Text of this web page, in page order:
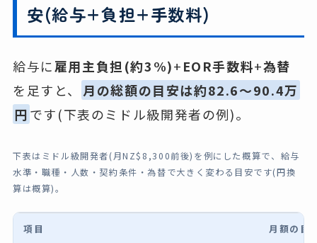
安(給与+負担+手数料)
給与に雇用主負担(約3%)+EOR手数料+為替
を足すと、 月の総額の目安は約82.6〜90.4万
円です(下表のミドル級開発者の例)。
下表はミドル級開発者(月NZ$8,300前後)を例にした概算で、給与
水準・職種・人数・契約条件・為替で大きく変わる目安です(円換
算は概算)。
項目 月額の目